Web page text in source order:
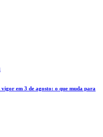
em 3 de agosto: o que muda para